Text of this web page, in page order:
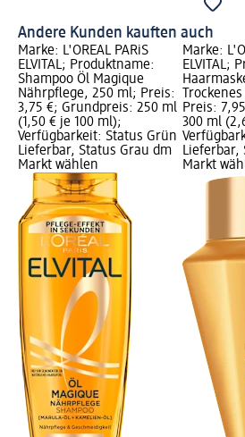
Andere Kunden kauften auch
Marke: L'ORÉAL PARiS
ELVITAL; Produktname:
Shampoo Öl Magique
Nährpflege, 250 ml; Preis:
3,75 €; Grundpreis: 250 ml
(1,50 € je 100 ml);
Verfügbarkeit: Status Grün
Lieferbar, Status Grau dm
Markt wählen
Marke:
ELVITAL;
Preis:
300 ml
Lieferbar,
Markt